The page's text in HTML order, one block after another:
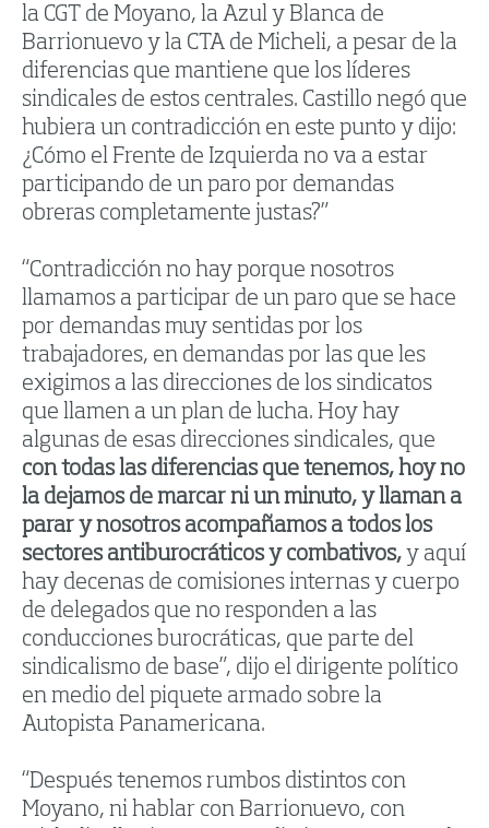
la CGT de Moyano, la Azul y Blanca de
Barrionuevo y la CTA de Micheli, a pesar de la
diferencias que mantiene que los líderes
sindicales de estos centrales. Castillo negó que
hubiera un contradicción en este punto y dijo:
¿Cómo el Frente de Izquierda no va a estar
participando de un paro por demandas
obreras completamente justas?”
“Contradicción no hay porque nosotros
llamamos a participar de un paro que se hace
por demandas muy sentidas por los
trabajadores, en demandas por las que les
exigimos a las direcciones de los sindicatos
que llamen a un plan de lucha. Hoy hay
algunas de esas direcciones sindicales, que
con todas las diferencias que tenemos, hoy no
la dejamos de marcar ni un minuto, y llaman a
parar y nosotros acompañamos a todos los
sectores antiburocráticos y combativos, y aquí
hay decenas de comisiones internas y cuerpo
de delegados que no responden a las
conducciones burocráticas, que parte del
sindicalismo de base”, dijo el dirigente político
en medio del piquete armado sobre la
Autopista Panamericana.
“Después tenemos rumbos distintos con
Moyano, ni hablar con Barrionuevo, con